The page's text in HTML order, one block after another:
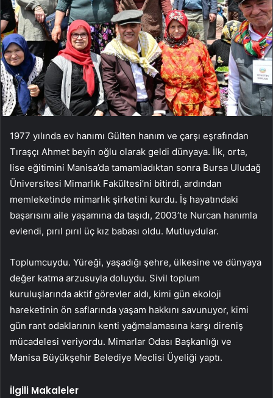
1977 yılında ev hanımı Gülten hanım ve çarşı eşrafından
Tıraşçı Ahmet beyin oğlu olarak geldi dünyaya. İlk, orta,
lise eğitimini Manisa’da tamamladıktan sonra Bursa Uludağ
Üniversitesi Mimarlık Fakültesi’ni bitirdi, ardından
memleketinde mimarlık şirketini kurdu. İş hayatındaki
başarısını aile yaşamına da taşıdı, 2003’te Nurcan hanımla
evlendi, pırıl pırıl üç kız babası oldu. Mutluydular.
Toplumcuydu. Yüreği, yaşadığı şehre, ülkesine ve dünyaya
değer katma arzusuyla doluydu. Sivil toplum
kuruluşlarında aktif görevler aldı, kimi gün ekoloji
hareketinin ön saflarında yaşam hakkını savunuyor, kimi
gün rant odaklarının kenti yağmalamasına karşı direniş
mücadelesi veriyordu. Mimarlar Odası Başkanlığı ve
Manisa Büyükşehir Belediye Meclisi Üyeliği yaptı.
İlgili Makaleler